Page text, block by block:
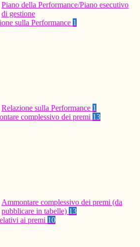
Piano della Performance/Piano esecutivo
di gestione
sulla Performance 1
Relazione sulla Performance 1
complessivo dei premi 13
Ammontare complessivo dei premi (da
pubblicare in tabelle) 13
ai premi 10